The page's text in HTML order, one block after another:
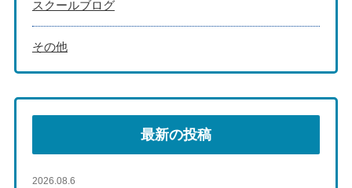
スクールブログ
その他
最新の投稿
2026.08.6